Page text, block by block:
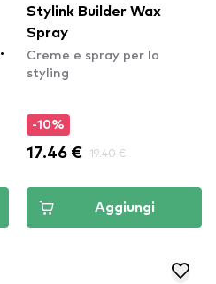
Stylink Builder Wax
Spray
Creme e spray per lo
styling
-10%
17.46 € 19.40 €
Aggiungi